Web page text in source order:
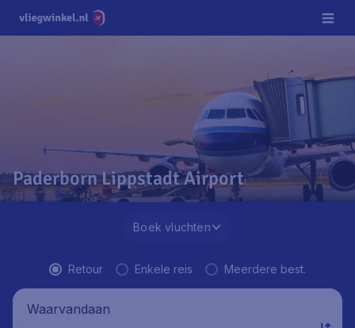
Paderborn Lippstadt Airport
Boek vluchten
Retour Enkele reis Meerdere best.
Waarvandaan